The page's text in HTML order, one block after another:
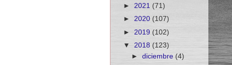
► 2021 (71)
► 2020 (107)
► 2019 (102)
▼ 2018 (123)
►diciembre (4)